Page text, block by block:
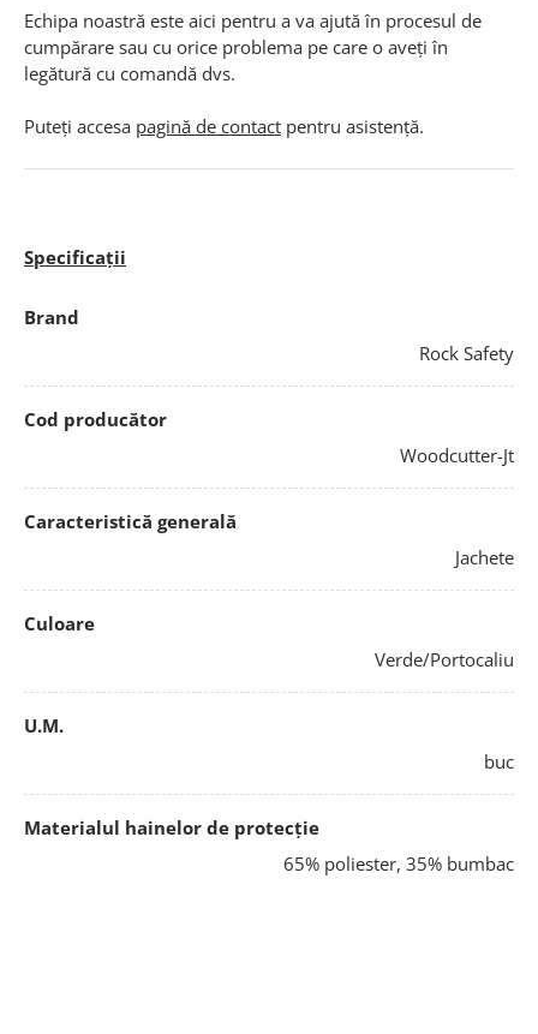
Echipa noastră este aici pentru a va ajută în procesul de
cumpărare sau cu orice problema pe care o aveți în
legătură cu comandă dvs.
Puteți accesa pagină de contact pentru asistență.
Specificații
Brand
Rock Safety
Cod producător
Woodcutter-Jt
Caracteristică generală
Jachete
Culoare
Verde/Portocaliu
U.M.
buc
Materialul hainelor de protecție
65% poliester, 35% bumbac